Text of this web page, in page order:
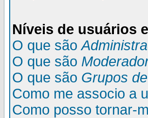
Níveis de usuários
O que são
O que são
O que são Grupos
Como me associo a
Como posso tornar-